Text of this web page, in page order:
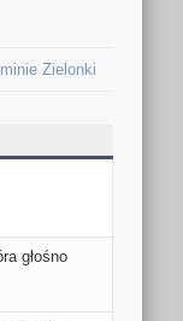
Zielonki
głośno